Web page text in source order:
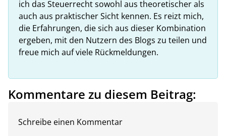
ich das Steuerrecht sowohl aus theoretischer als
auch aus praktischer Sicht kennen. Es reizt mich,
die Erfahrungen, die sich aus dieser Kombination
ergeben, mit den Nutzern des Blogs zu teilen und
freue mich auf viele Rückmeldungen.
Kommentare zu diesem Beitrag:
Schreibe einen Kommentar